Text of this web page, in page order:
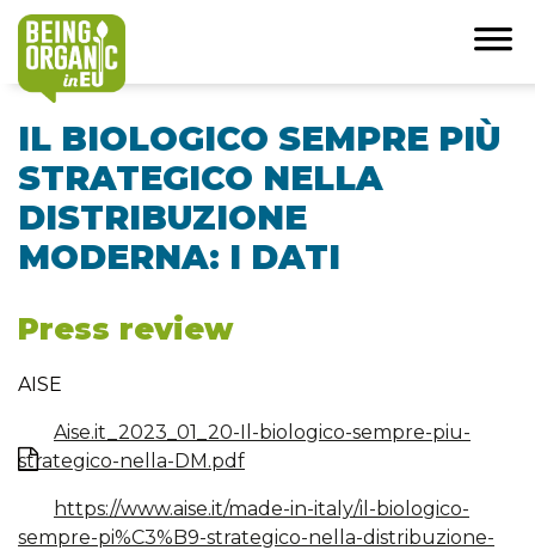
IL BIOLOGICO SEMPRE PIÙ
STRATEGICO NELLA
DISTRIBUZIONE
MODERNA: I DATI
Press review
AISE
Aise.it_2023_01_20-Il-biologico-sempre-piu-
strategico-nella-DM.pdf
https://www.aise.it/made-in-italy/il-biologico-
sempre-pi%C3%B9-strategico-nella-distribuzione-